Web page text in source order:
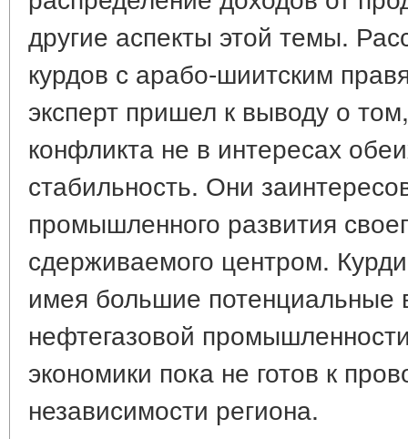
другие аспекты этой темы.
курдов с арабо-шиитским
эксперт пришел к выводу о
конфликта не в интересах
стабильность. Они
промышленного развития
сдерживаемого центром.
имея большие потенциальные
нефтегазовой
экономики пока не готов к
независимости региона.